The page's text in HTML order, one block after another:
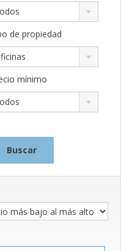
de propiedad
mínimo